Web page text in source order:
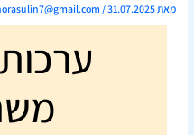
מאת /31.07.2025